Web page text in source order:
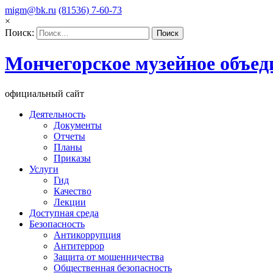
migm@bk.ru (81536) 7-60-73
×
Поиск:
Мончегорское музейное
официальный сайт
Деятельность
Документы
Отчеты
Планы
Приказы
Услуги
Гид
Качество
Лекции
Доступная среда
Безопасность
Антикоррупция
Антитеррор
Защита от мошенничества
Общественная безопасность